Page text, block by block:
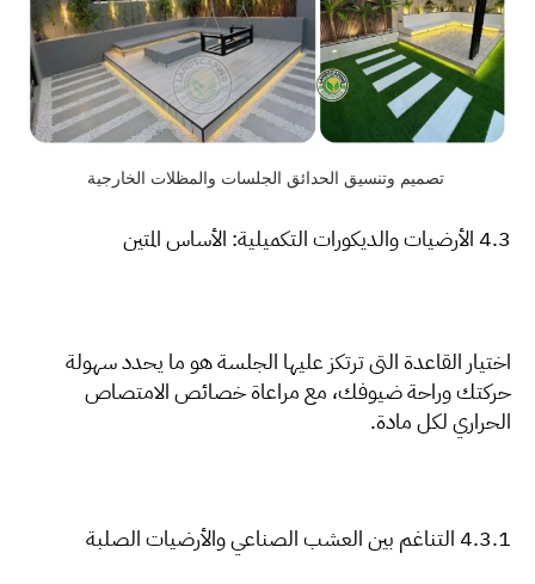
تصميم وتنسيق الحدائق الجلسات والمظلات الخارجية
4.3 الأرضيات والديكورات التكميلية: الأساس المتين
اختيار القاعدة التي ترتكز عليها الجلسة هو ما يحدد سهولة
حركتك وراحة ضيوفك، مع مراعاة خصائص الامتصاص
الحراري لكل مادة.
4.3.1 التناغم بين العشب الصناعي والأرضيات الصلبة